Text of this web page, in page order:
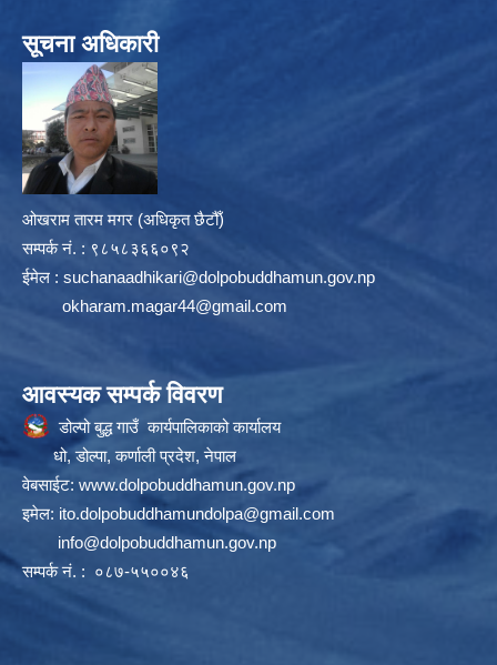
सूचना अधिकारी
ओखराम तारम मगर (अधिकृत छैटौँ)
सम्पर्क न‌ं. : ९८५८३६६०९२
ईमेल : suchanaadhikari@dolpobuddhamun.gov.np
okharam.magar44@gmail.com
आवस्यक सम्पर्क विवरण
डोल्पो बुद्ध गाउँ कार्यपालिकाको कार्यालय
धो, डोल्पा, कर्णाली प्रदेश, नेपाल
वेबसाईट: www.dolpobuddhamun.gov.np
इमेल: ito.dolpobuddhamundolpa@gmail.com
info@dolpobuddhamun.gov.np
सम्पर्क नं. : ०८७-५५००४६